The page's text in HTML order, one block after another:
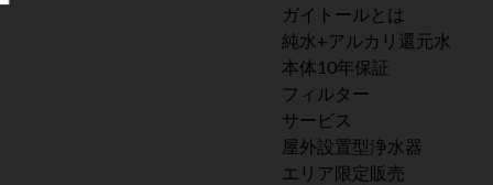
ガイトールとは
純水+アルカリ還元水
本体10年保証
フィルター
サービス
屋外設置型浄水器
エリア限定販売